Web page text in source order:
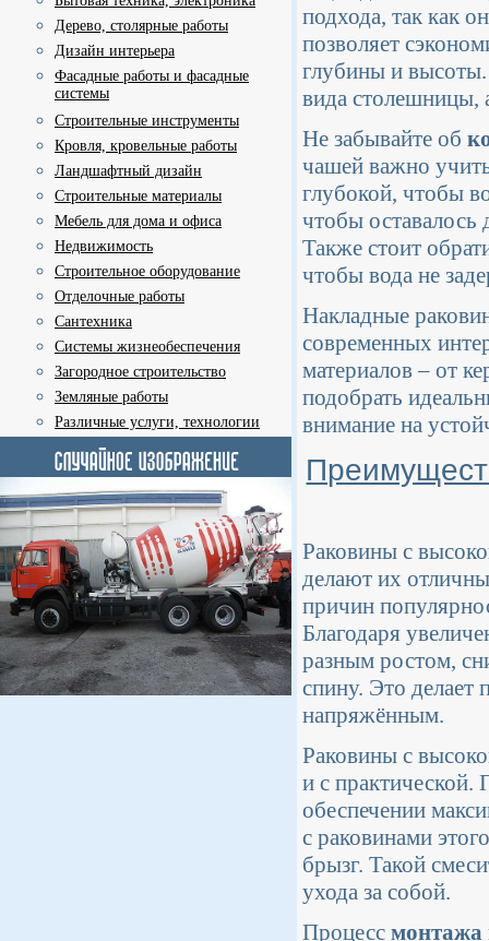
Дерево, столярные работы
Дизайн интерьера
Фасадные работы и фасадные
системы
Строительные инструменты
Кровля, кровельные работы
Ландшафтный дизайн
Строительные материалы
Мебель для дома и офиса
Недвижимость
Строительное оборудование
Отделочные работы
Сантехника
Системы жизнеобеспечения
Загородное строительство
Земляные работы
Различные услуги, технологии
подхода, так как
позволяет
глубины и
вида столешницы,
Не забывайте об
чашей важно
глубокой, чтобы
чтобы оставалось
Также стоит
чтобы вода не
Накладные
современных
материалов – от
подобрать
внимание на
Раковины с
делают их
причин
Благодаря
разным ростом,
спину. Это делает
напряжённым.
Раковины с
и с
обеспечении
с раковинами
брызг. Такой
ухода за собой.
Процесс монтажа